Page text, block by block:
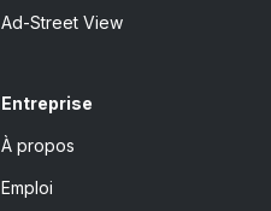
Ad-Street View
Entreprise
À propos
Emploi